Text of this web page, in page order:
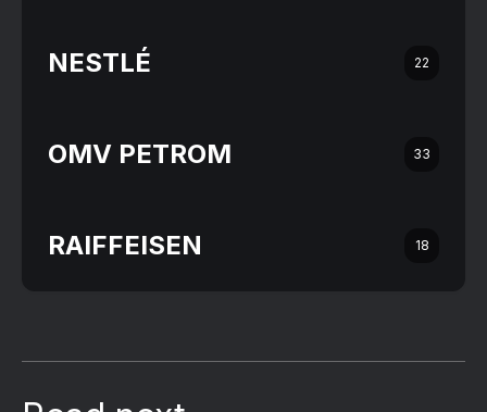
NESTLÉ 22
OMV PETROM 33
RAIFFEISEN 18